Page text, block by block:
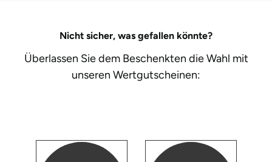
Nicht sicher, was gefallen könnte?
Überlassen Sie dem Beschenkten die Wahl mit
unseren Wertgutscheinen: